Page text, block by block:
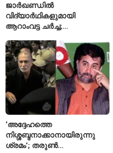
ജാർഖണ്ഡിൽ
വിദ്യാർഥികളുമായി
ആറാംവട്ട ചർച്ച;
ദിവസത്തിലേക്ക്
‘അദ്ദേഹത്തെ
നിശ്ശബ്ദനാക്കാനായിരുന്നു
ശ്രമം’; തരുണ്‍